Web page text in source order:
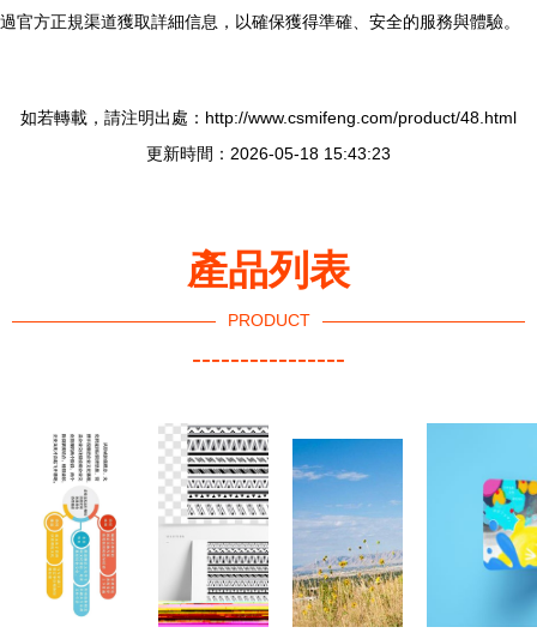
過官方正規渠道獲取詳細信息，以確保獲得準確、安全的服務與體驗。
如若轉載，請注明出處：http://www.csmifeng.com/product/48.html
更新時間：2026-05-18 15:43:23
產品列表
PRODUCT
----------------